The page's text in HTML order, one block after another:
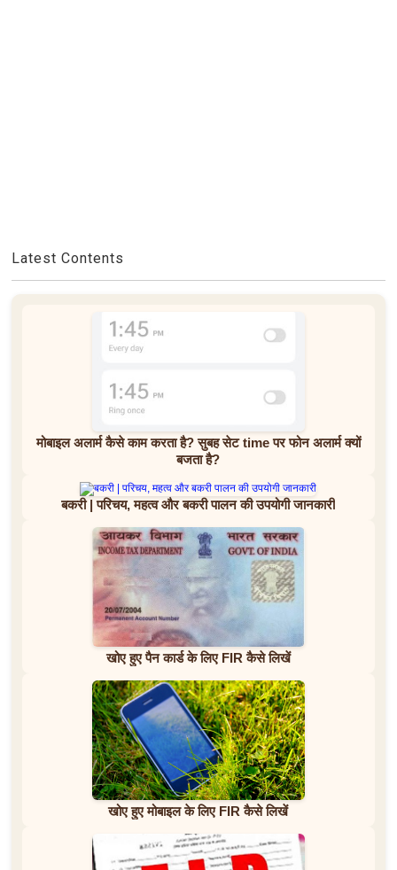
Latest Contents
मोबाइल अलार्म कैसे काम करता है? सुबह सेट time पर फोन अलार्म क्यों
बजता है?
बकरी | परिचय, महत्व और बकरी पालन की उपयोगी जानकारी
खोए हुए पैन कार्ड के लिए FIR कैसे लिखें
खोए हुए मोबाइल के लिए FIR कैसे लिखें